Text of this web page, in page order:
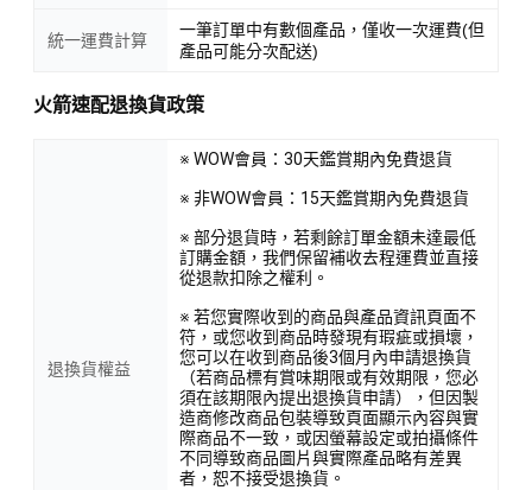
統一運費計算
一筆訂單中有數個產品，僅收一次運費(但
產品可能分次配送)
火箭速配退換貨政策
退換貨權益
※ WOW會員：30天鑑賞期內免費退貨
※ 非WOW會員：15天鑑賞期內免費退貨
※ 部分退貨時，若剩餘訂單金額未達最低
訂購金額，我們保留補收去程運費並直接
從退款扣除之權利。
※ 若您實際收到的商品與產品資訊頁面不
符，或您收到商品時發現有瑕疵或損壞，
您可以在收到商品後3個月內申請退換貨
（若商品標有賞味期限或有效期限，您必
須在該期限內提出退換貨申請），但因製
造商修改商品包裝導致頁面顯示內容與實
際商品不一致，或因螢幕設定或拍攝條件
不同導致商品圖片與實際產品略有差異
者，恕不接受退換貨。